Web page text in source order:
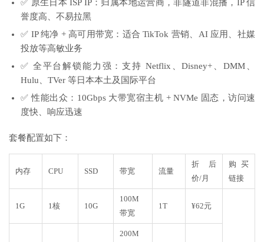
✅ 原生日本 ISP IP：归属本地运营商，非隧道非混播，IP 信
誉度高、不易拉黑
✅ IP 纯净 + 高可用带宽：适合 TikTok 营销、AI 应用、社媒
投放等高敏业务
✅ 全平台解锁能力强：支持 Netflix、Disney+、DMM、
Hulu、TVer 等日本本土及国际平台
✅ 性能出众：10Gbps 大带宽宿主机 + NVMe 固态，访问速
度快、响应迅速
套餐配置如下：
内存 CPU SSD 带宽 流量
折后
价/月
购买
链接
1G 1核 10G
100M
带宽
1T ¥62元
200M